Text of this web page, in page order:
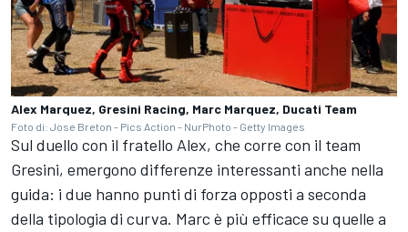
Alex Marquez, Gresini Racing, Marc Marquez, Ducati Team
Foto di: Jose Breton - Pics Action - NurPhoto - Getty Images
Sul duello con il fratello Alex, che corre con il team
Gresini, emergono differenze interessanti anche nella
guida: i due hanno punti di forza opposti a seconda
della tipologia di curva. Marc è più efficace su quelle a